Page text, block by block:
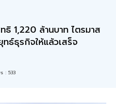
ธิ 1,220 ล้านบาท ไตรมาส
ธ์ธุรกิจให้แล้วเสร็จ
: 533